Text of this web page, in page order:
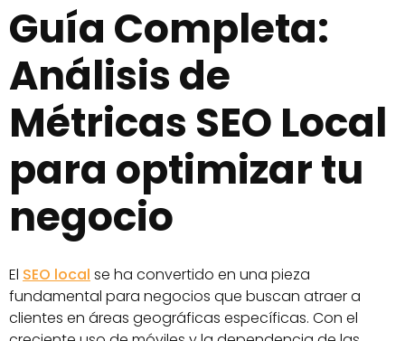
Guía Completa:
Análisis de
Métricas SEO Local
para optimizar tu
negocio
El SEO local se ha convertido en una pieza
fundamental para negocios que buscan atraer a
clientes en áreas geográficas específicas. Con el